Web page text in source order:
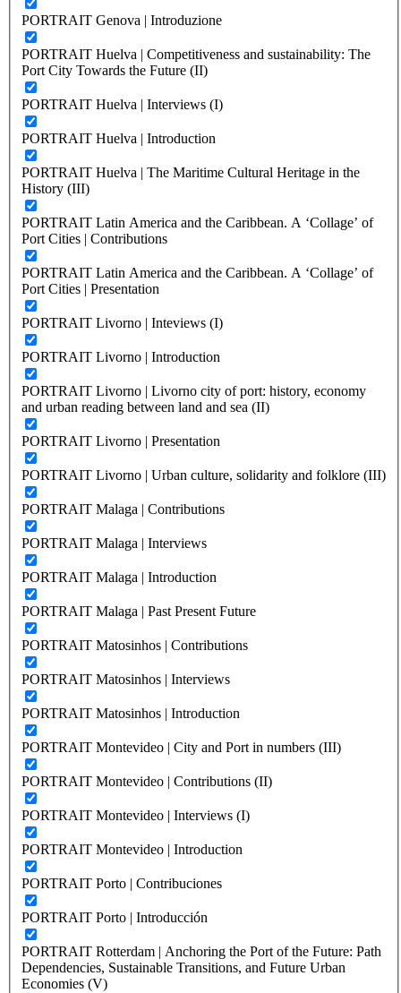
PORTRAIT Genova | Introduzione
PORTRAIT Huelva | Competitiveness and sustainability: The
Port City Towards the Future (II)
PORTRAIT Huelva | Interviews (I)
PORTRAIT Huelva | Introduction
PORTRAIT Huelva | The Maritime Cultural Heritage in the
History (III)
PORTRAIT Latin America and the Caribbean. A ‘Collage’ of
Port Cities | Contributions
PORTRAIT Latin America and the Caribbean. A ‘Collage’ of
Port Cities | Presentation
PORTRAIT Livorno | Inteviews (I)
PORTRAIT Livorno | Introduction
PORTRAIT Livorno | Livorno city of port: history, economy
and urban reading between land and sea (II)
PORTRAIT Livorno | Presentation
PORTRAIT Livorno | Urban culture, solidarity and folklore (III)
PORTRAIT Malaga | Contributions
PORTRAIT Malaga | Interviews
PORTRAIT Malaga | Introduction
PORTRAIT Malaga | Past Present Future
PORTRAIT Matosinhos | Contributions
PORTRAIT Matosinhos | Interviews
PORTRAIT Matosinhos | Introduction
PORTRAIT Montevideo | City and Port in numbers (III)
PORTRAIT Montevideo | Contributions (II)
PORTRAIT Montevideo | Interviews (I)
PORTRAIT Montevideo | Introduction
PORTRAIT Porto | Contribuciones
PORTRAIT Porto | Introducción
PORTRAIT Rotterdam | Anchoring the Port of the Future: Path
Dependencies, Sustainable Transitions, and Future Urban
Economies (V)